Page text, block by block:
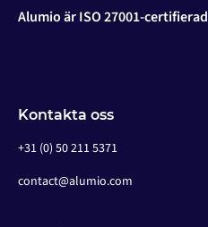
Alumio är ISO 27001-certifierad
Kontakta oss
+31 (0) 50 211 5371
contact@alumio.com